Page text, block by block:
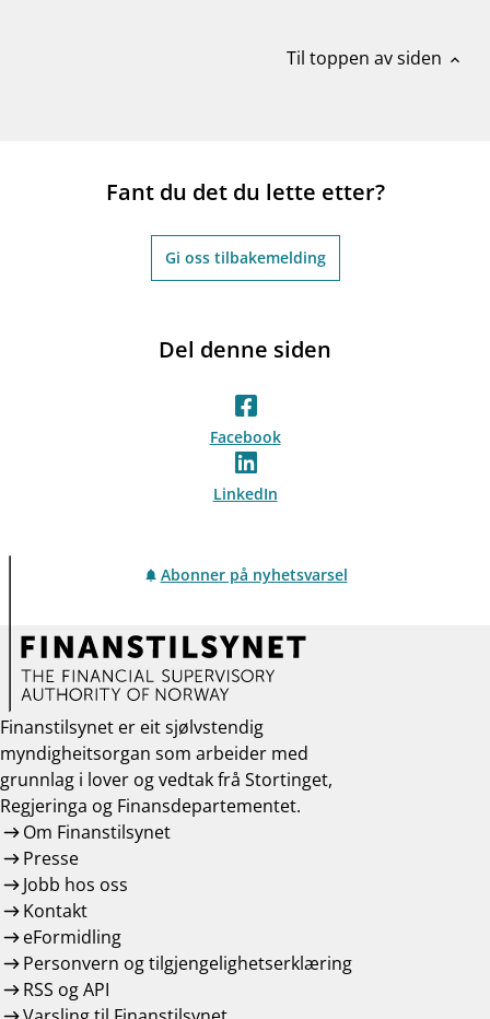
Til toppen av siden expand_less
Fant du det du lette etter?
Gi oss tilbakemelding
Del denne siden
Facebook
LinkedIn
Abonner på nyhetsvarsel
Finanstilsynet er eit sjølvstendig
myndigheitsorgan som arbeider med
grunnlag i lover og vedtak frå Stortinget,
Regjeringa og Finansdepartementet.
Om Finanstilsynet
Presse
Jobb hos oss
Kontakt
eFormidling
Personvern og tilgjengelighetserklæring
RSS og API